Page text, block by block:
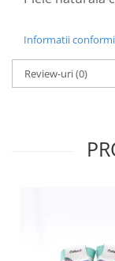
Informatii
Review-uri(0)